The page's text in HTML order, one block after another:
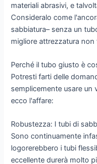
materiali abrasivi, e
Consideralo come
sabbiatura– senza un
migliore attrezzatura non
Perché il tubo giusto è
Potresti farti delle
semplicemente usare un
ecco l'affare:
Robustezza: I tubi di
Sono continuamente
logorerebbero i tubi
eccellente durerà molto